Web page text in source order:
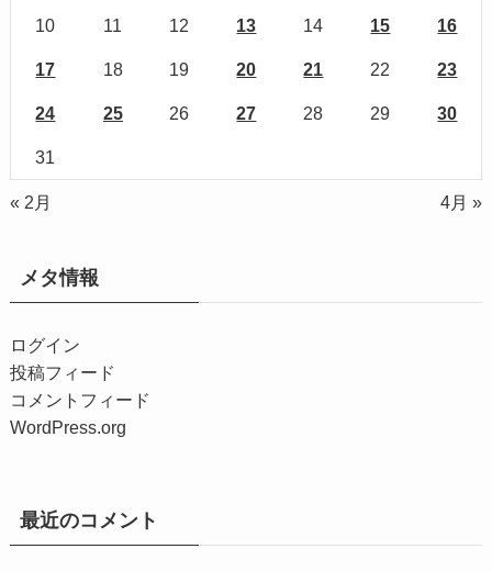
10 11 12 13 14 15 16
17 18 19 20 21 22 23
24 25 26 27 28 29 30
31
« 2月 4月 »
メタ情報
ログイン
投稿フィード
コメントフィード
WordPress.org
最近のコメント